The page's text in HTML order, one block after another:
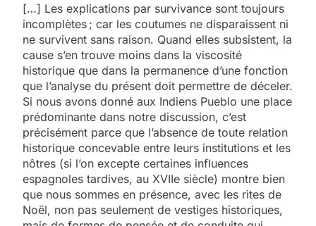
[…] Les explications par survivance sont toujours
incomplètes ; car les coutumes ne disparaissent ni
ne survivent sans raison. Quand elles subsistent, la
cause s’en trouve moins dans la viscosité
historique que dans la permanence d’une fonction
que l’analyse du présent doit permettre de déceler.
Si nous avons donné aux Indiens Pueblo une place
prédominante dans notre discussion, c’est
précisément parce que l’absence de toute relation
historique concevable entre leurs institutions et les
nôtres (si l’on excepte certaines influences
espagnoles tardives, au XVIIe siècle) montre bien
que nous sommes en présence, avec les rites de
Noël, non pas seulement de vestiges historiques,